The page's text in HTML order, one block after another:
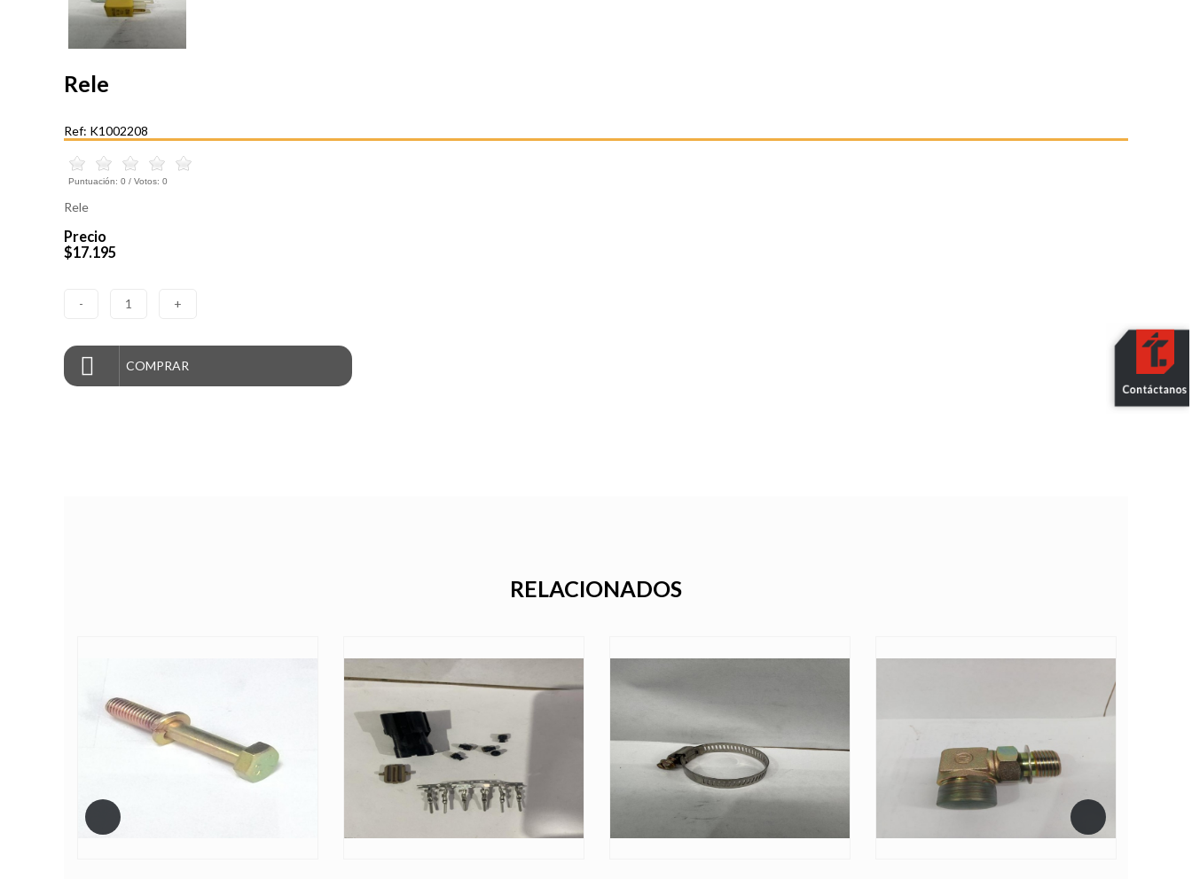
Rele
Ref: K1002208
Puntuación: 0 / Votos: 0
Rele
Precio
$17.195
- 1 +
COMPRAR
RELACIONADOS